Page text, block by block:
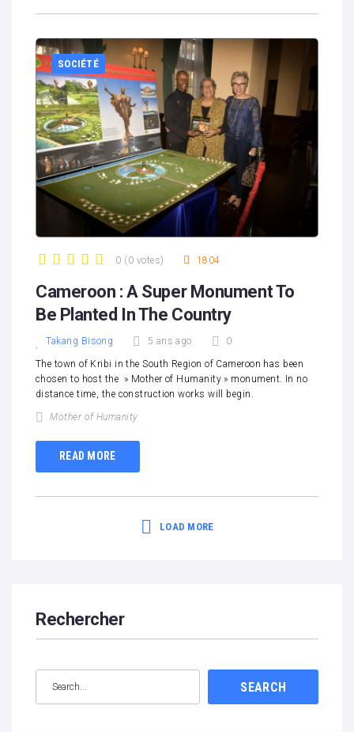
SOCIÉTÉ
0 (0 votes) 1804
Cameroon : A Super Monument To
Be Planted In The Country
Takang Bisong 5 ans ago 0
The town of Kribi in the South Region of Cameroon has been
chosen to host the » Mother of Humanity » monument. In no
distance time, the construction works will begin.
Mother of Humanity
READ MORE
LOAD MORE
Rechercher
SEARCH